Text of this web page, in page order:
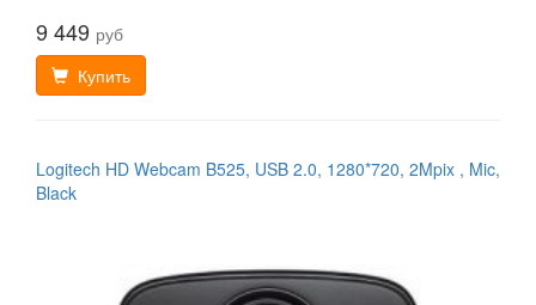
9 449 руб
Купить
Logitech HD Webcam B525, USB 2.0, 1280*720, 2Mpix , Mic,
Black